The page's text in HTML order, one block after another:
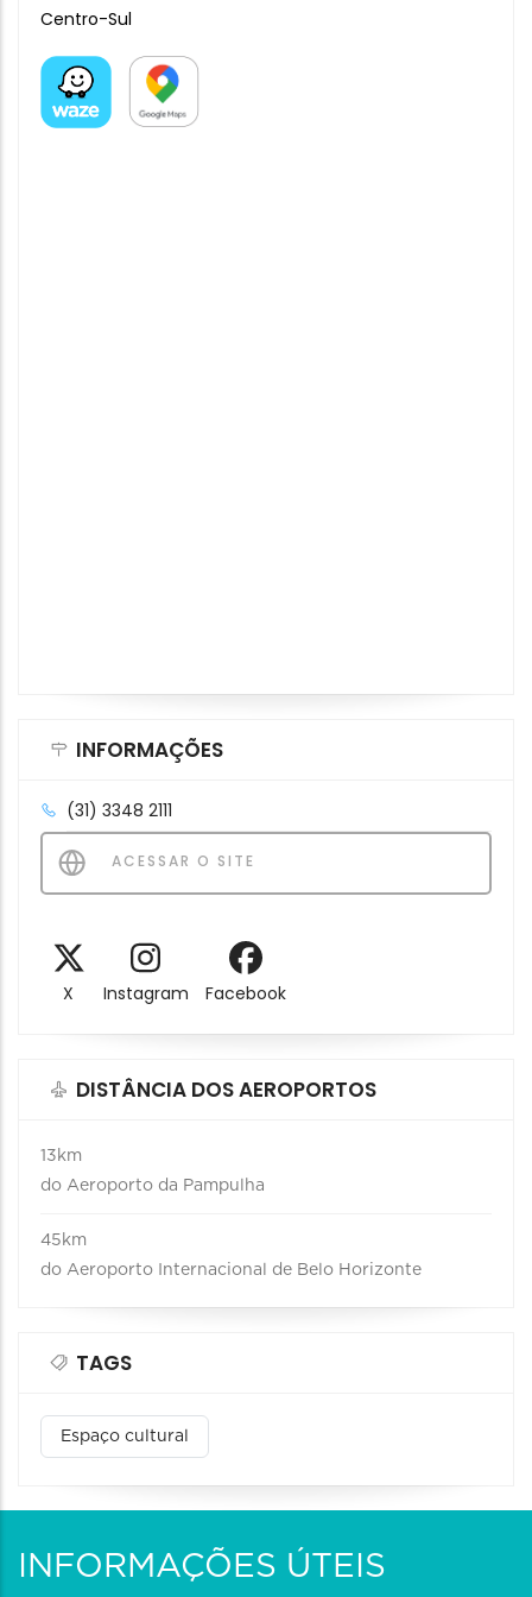
Centro-Sul
INFORMAÇÕES
(31) 3348 2111
ACESSAR O SITE
X Instagram Facebook
DISTÂNCIA DOS AEROPORTOS
13km
do Aeroporto da Pampulha
45km
do Aeroporto Internacional de Belo Horizonte
TAGS
Espaço cultural
INFORMAÇÕES ÚTEIS